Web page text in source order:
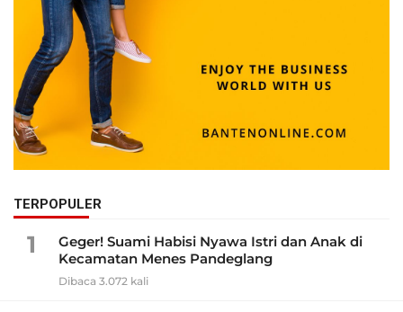
TERPOPULER
1
Geger! Suami Habisi Nyawa Istri dan Anak di
Kecamatan Menes Pandeglang
Dibaca 3.072 kali